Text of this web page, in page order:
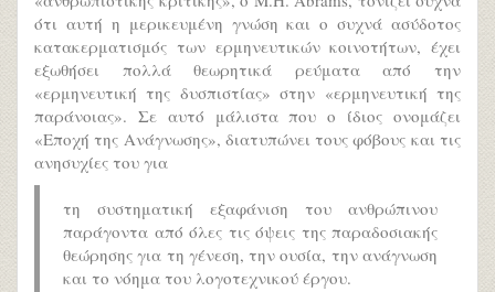
ότι αυτή η μερικευμένη γνώση και ο συχνά ασύδοτος
κατακερματισμός των ερμηνευτικών κοινοτήτων, έχει
εξωθήσει πολλά θεωρητικά ρεύματα από την
«ερμηνευτική της δυσπιστίας» στην «ερμηνευτική της
παράνοιας». Σε αυτό μάλιστα που ο ίδιος ονομάζει
«Εποχή της Ανάγνωσης», διατυπώνει τους φόβους και τις
ανησυχίες του για
τη συστηματική εξαφάνιση του ανθρώπινου
παράγοντα από όλες τις όψεις της παραδοσιακής
θεώρησης για τη γένεση, την ουσία, την ανάγνωση
και το νόημα του λογοτεχνικού έργου.